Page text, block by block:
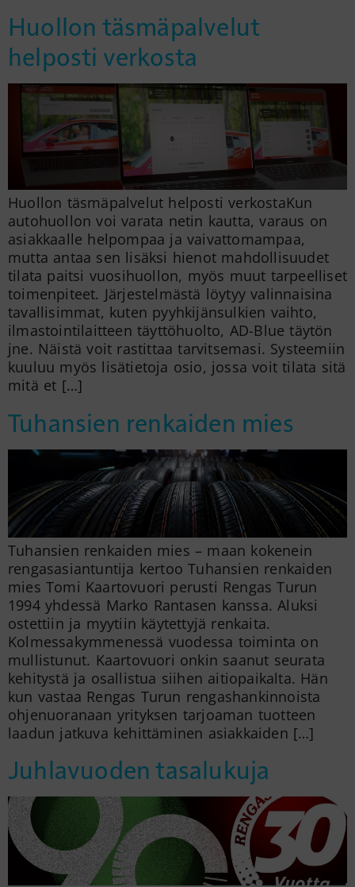
Huollon täsmäpalvelut
helposti verkosta
Huollon täsmäpalvelut helposti verkostaKun
autohuollon voi varata netin kautta, varaus on
asiakkaalle helpompaa ja vaivattomampaa,
mutta antaa sen lisäksi hienot mahdollisuudet
tilata paitsi vuosihuollon, myös muut tarpeelliset
toimenpiteet. Järjestelmästä löytyy valinnaisina
tavallisimmat, kuten pyyhkijänsulkien vaihto,
ilmastointilaitteen täyttöhuolto, AD-Blue täytön
jne. Näistä voit rastittaa tarvitsemasi. Systeemiin
kuuluu myös lisätietoja osio, jossa voit tilata sitä
mitä et […]
Tuhansien renkaiden mies
Tuhansien renkaiden mies – maan kokenein
rengasasiantuntija kertoo Tuhansien renkaiden
mies Tomi Kaartovuori perusti Rengas Turun
1994 yhdessä Marko Rantasen kanssa. Aluksi
ostettiin ja myytiin käytettyjä renkaita.
Kolmessakymmenessä vuodessa toiminta on
mullistunut. Kaartovuori onkin saanut seurata
kehitystä ja osallistua siihen aitiopaikalta. Hän
kun vastaa Rengas Turun rengashankinnoista
ohjenuoranaan yrityksen tarjoaman tuotteen
laadun jatkuva kehittäminen asiakkaiden […]
Juhlavuoden tasalukuja